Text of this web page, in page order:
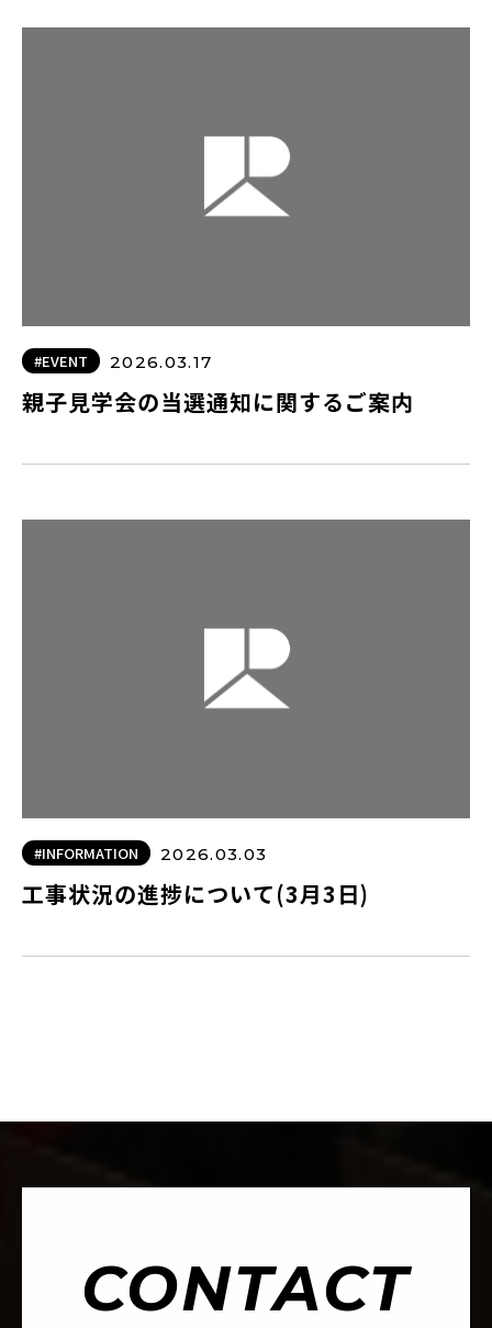
#EVENT 2026.03.17
親子見学会の当選通知に関するご案内
#INFORMATION 2026.03.03
工事状況の進捗について(3月3日)
CONTACT